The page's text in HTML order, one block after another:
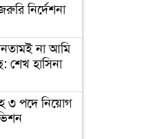
আটক
কলিকে
নির্দেশনা
না আমি
শেখ হাসিনা
৩ পদে নিয়োগ